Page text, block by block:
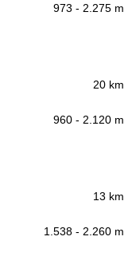
973 - 2.275 m
20 km
960 - 2.120 m
13 km
1.538 - 2.260 m